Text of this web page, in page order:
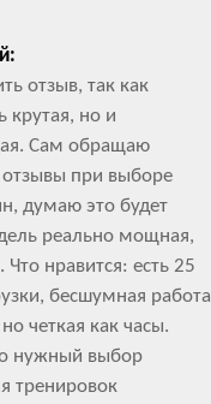
отзыв, так как
крутая, но и
Сам обращаю
при выборе
думаю это будет
реально мощная,
нравится: есть 25
бесшумная работа
четкая как часы.
нужный выбор
тренировок